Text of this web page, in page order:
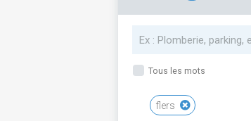
Tous les mots
flers